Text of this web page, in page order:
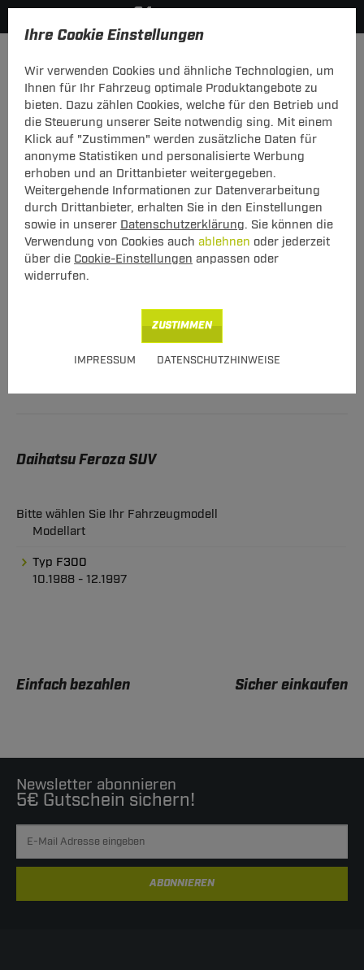
Ihre Cookie Einstellungen
Wir verwenden Cookies und ähnliche Technologien, um
Ihnen für Ihr Fahrzeug optimale Produktangebote zu
bieten. Dazu zählen Cookies, welche für den Betrieb und
die Steuerung unserer Seite notwendig sing. Mit einem
Klick auf "Zustimmen" werden zusätzliche Daten für
anonyme Statistiken und personalisierte Werbung
erhoben und an Drittanbieter weitergegeben.
Weitergehende Informationen zur Datenverarbeitung
durch Drittanbieter, erhalten Sie in den Einstellungen
sowie in unserer Datenschutzerklärung. Sie können die
Verwendung von Cookies auch ablehnen oder jederzeit
über die Cookie-Einstellungen anpassen oder
widerrufen.
IMPRESSUM DATENSCHUTZHINWEISE
ZUSTIMMEN
MODELÜBERSICHT
PKW-Kupplungskonfigurator
Die folgende Auflistung schützt Sie und andere in Ihrer
Umgebung und ermöglicht ein unbeschwertes
Urlaubserlebnis.
1
Hersteller
2
Modell
3
Anhängerkupplung und Elektrosatz für den
Daihatsu Feroza SUV finden.
Daihatsu Feroza SUV
Bitte wählen Sie Ihr Fahrzeugmodell
Modellart
Typ F300
10.1988 - 12.1997
Einfach bezahlen Sicher einkaufen
Newsletter abonnieren
5€ Gutschein sichern!
ABONNIEREN